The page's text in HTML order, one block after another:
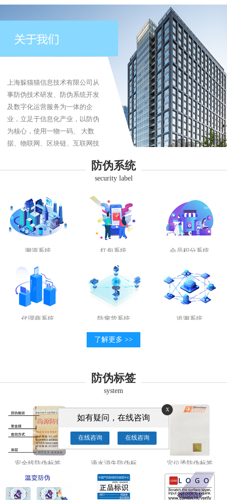
上海躲猫猫信息技术有限公司从
事防伪技术研发、防伪系统开发
及数字化运营服务为一体的企
业，立足于信息化产业，以防伪
为核心，使用一物一码、 大数
据、物联网、区块链、互联网技
防窜货、追溯系统、商品溯源、防伪系统
security label
溯源系统 红包系统 会员积分系统
代理商系统 防窜货系统 追溯系统
了解更多 >>
防伪标签
system
安全线防伪标签 滴水消失防伪标 定位烫防伪标签
x
如有疑问，在线咨询
在线咨询 在线咨询